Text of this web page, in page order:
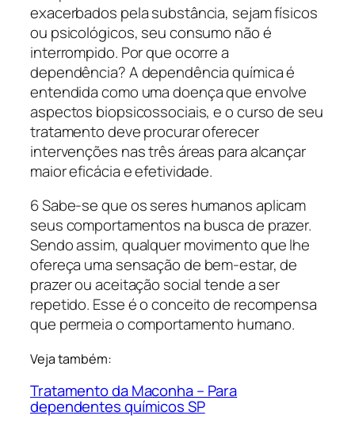
exacerbados pela substância, sejam físicos
ou psicológicos, seu consumo não é
interrompido. Por que ocorre a
dependência? A dependência química é
entendida como uma doença que envolve
aspectos biopsicossociais, e o curso de seu
tratamento deve procurar oferecer
intervenções nas três áreas para alcançar
maior eficácia e efetividade.
6 Sabe-se que os seres humanos aplicam
seus comportamentos na busca de prazer.
Sendo assim, qualquer movimento que lhe
ofereça uma sensação de bem-estar, de
prazer ou aceitação social tende a ser
repetido. Esse é o conceito de recompensa
que permeia o comportamento humano.
Veja também:
Tratamento da Maconha – Para
dependentes químicos SP